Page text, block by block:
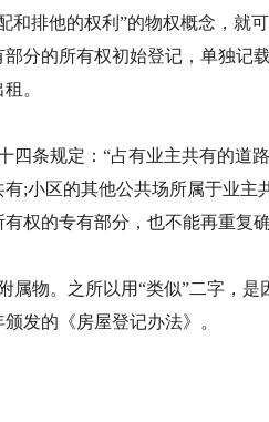
排他的权利”的物权概念，就
分的所有权初始登记，单独
。
条规定：“占有业主共有的
;小区的其他公共场所属于业
权的专有部分，也不能再重复
物。之所以用“类似”二字，
发的《房屋登记办法》。